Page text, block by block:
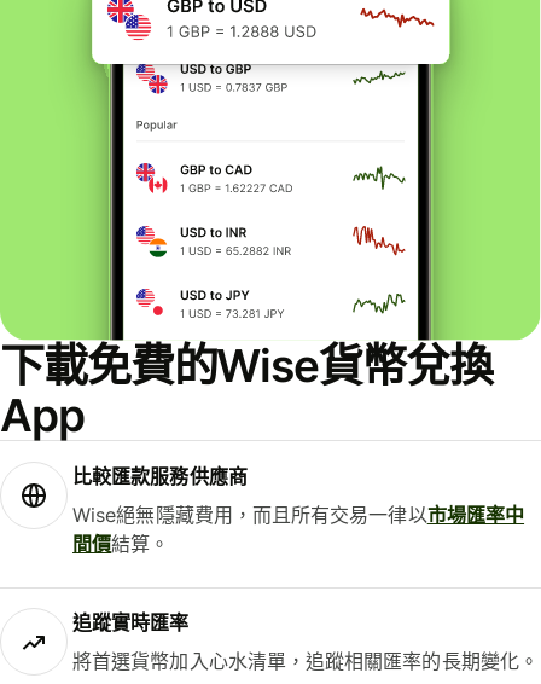
下載免費的Wise貨幣兌換
App
比較匯款服務供應商
Wise絕無隱藏費用，而且所有交易一律以市場匯率中
間價結算。
追蹤實時匯率
將首選貨幣加入心水清單，追蹤相關匯率的長期變化。